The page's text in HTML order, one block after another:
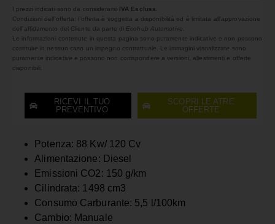
Potenza: 88 Kw/ 120 Cv
Alimentazione: Diesel
Emissioni CO2: 150 g/km
Cilindrata: 1498 cm3
Consumo Carburante: 5,5 l/100km
Cambio: Manuale
I prezzi indicati sono da considerarsi IVA Esclusa
Condizioni dell’offerta: l’offerta è soggetta a disponibilità ed è limitata all’approvazione
dell’affidamento del Cliente da parte di Ecohub Automotive
Le informazioni contenute in questa pagina sono puramente indicative e non possono
costituire in nessun caso un impegno contrattuale. Le immagini visualizzate sono
puramente indicative e possono non corrispondere a versioni, allestimenti e offerte
disponibili.
RICEVI IL TUO
PREVENTIVO
SCOPRI LE ATRE
OFFERTE